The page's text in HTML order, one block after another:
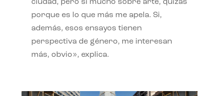
ciudad, pero sí mucho sobre arte, quizás
porque es lo que más me apela. Si,
además, esos ensayos tienen
perspectiva de género, me interesan
más, obvio», explica.